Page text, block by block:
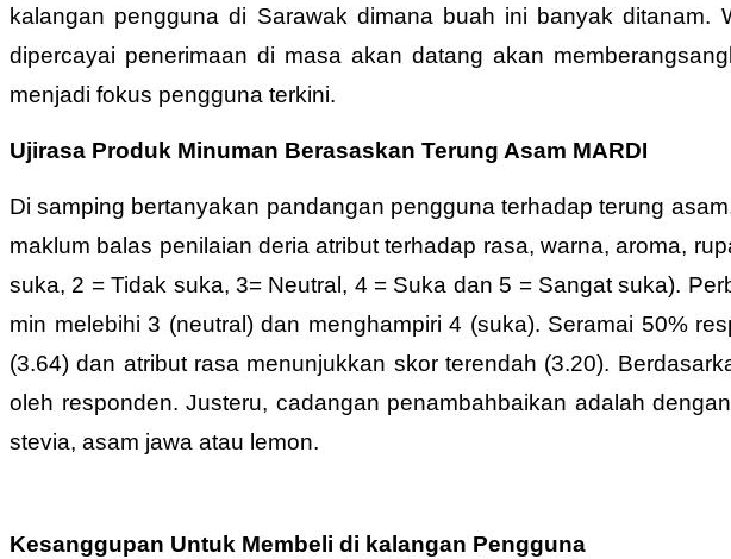
kalangan pengguna di Sarawak dimana buah ini banyak
dipercayai penerimaan di masa akan datang akan
menjadi fokus pengguna terkini.
Ujirasa Produk Minuman Berasaskan Terung Asam MARDI
Di samping bertanyakan pandangan pengguna terhadap terung
maklum balas penilaian deria atribut terhadap rasa, warna, aroma,
suka, 2 = Tidak suka, 3= Neutral, 4 = Suka dan 5 = Sangat suka).
min melebihi 3 (neutral) dan menghampiri 4 (suka). Seramai 50%
(3.64) dan atribut rasa menunjukkan skor terendah (3.20).
oleh responden. Justeru, cadangan penambahbaikan adalah
stevia, asam jawa atau lemon.
Kesanggupan Untuk Membeli di kalangan Pengguna